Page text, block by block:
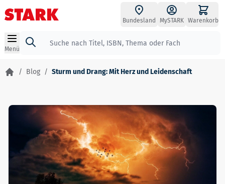
Zum Inhalt springen
Bundesland MySTARK Warenkorb
Menü
Suche
/ Blog / Sturm und Drang: Mit Herz und Leidenschaft